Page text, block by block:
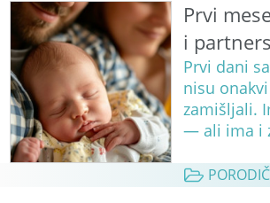
Prvi
i
Prvi dani
nisu
zamišljali.
— ali ima i